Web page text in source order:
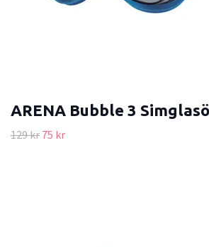
ARENA Bubble 3
129 kr 75 kr